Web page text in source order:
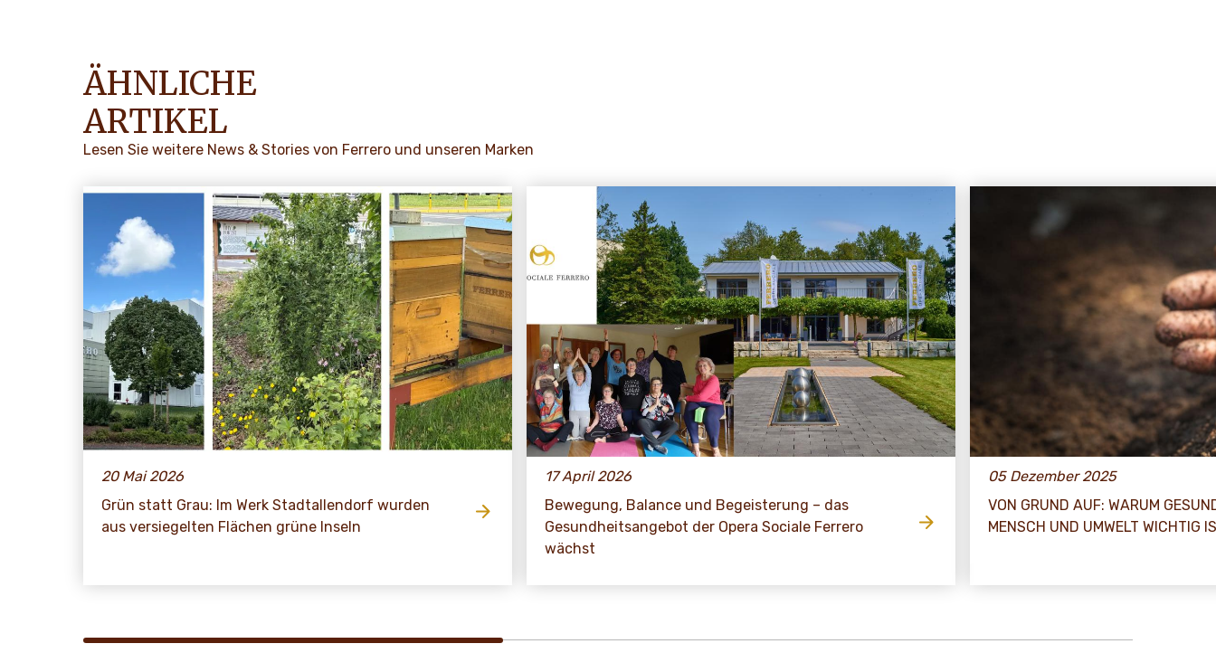
ÄHNLICHE
ARTIKEL
Lesen Sie weitere News & Stories von Ferrero und unseren Marken
20 Mai 2026
Grün statt Grau: Im Werk Stadtallendorf wurden
aus versiegelten Flächen grüne Inseln
17 April 2026
Bewegung, Balance und Begeisterung – das
Gesundheitsangebot der Opera Sociale Ferrero
wächst
05 Dezember 2025
VON GRUND AUF: WARUM
MENSCH UND UMWELT WICHTIG